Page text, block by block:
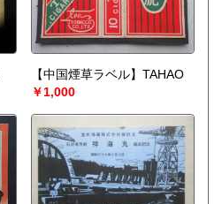
【中国煙草ラベル】TAHAO
￥1,000